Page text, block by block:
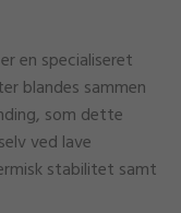
en specialiseret
blandes sammen
som dette
ved lave
stabilitet samt